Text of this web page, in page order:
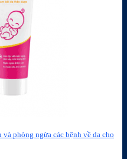
phòng ngừa các bệnh về da cho